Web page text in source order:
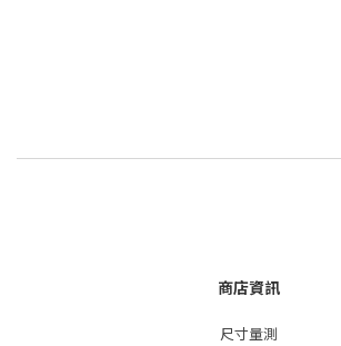
商店資訊
尺寸量測